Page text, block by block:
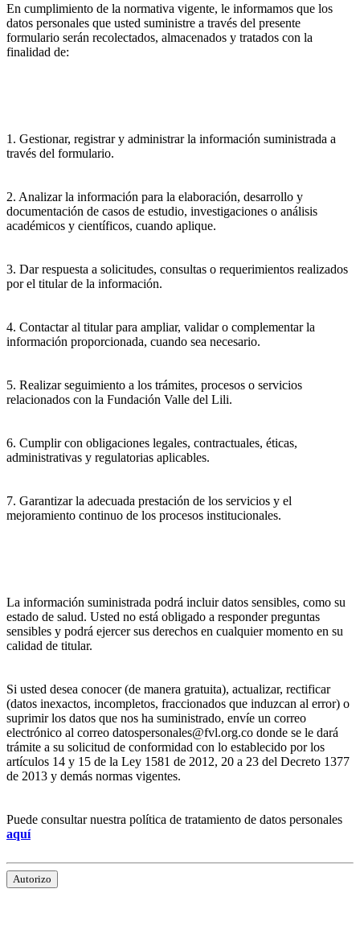
En cumplimiento de la normativa vigente, le informamos que los
datos personales que usted suministre a través del presente
formulario serán recolectados, almacenados y tratados con la
finalidad de:
1. Gestionar, registrar y administrar la información suministrada a
través del formulario.
2. Analizar la información para la elaboración, desarrollo y
documentación de casos de estudio, investigaciones o análisis
académicos y científicos, cuando aplique.
3. Dar respuesta a solicitudes, consultas o requerimientos realizados
por el titular de la información.
4. Contactar al titular para ampliar, validar o complementar la
información proporcionada, cuando sea necesario.
5. Realizar seguimiento a los trámites, procesos o servicios
relacionados con la Fundación Valle del Lili.
6. Cumplir con obligaciones legales, contractuales, éticas,
administrativas y regulatorias aplicables.
7. Garantizar la adecuada prestación de los servicios y el
mejoramiento continuo de los procesos institucionales.
La información suministrada podrá incluir datos sensibles, como su
estado de salud. Usted no está obligado a responder preguntas
sensibles y podrá ejercer sus derechos en cualquier momento en su
calidad de titular.
Si usted desea conocer (de manera gratuita), actualizar, rectificar
(datos inexactos, incompletos, fraccionados que induzcan al error) o
suprimir los datos que nos ha suministrado, envíe un correo
electrónico al correo datospersonales@fvl.org.co donde se le dará
trámite a su solicitud de conformidad con lo establecido por los
artículos 14 y 15 de la Ley 1581 de 2012, 20 a 23 del Decreto 1377
de 2013 y demás normas vigentes.
Puede consultar nuestra política de tratamiento de datos personales
aquí
Autorizo